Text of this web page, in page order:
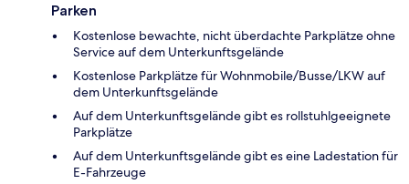
Parken
Kostenlose bewachte, nicht überdachte Parkplätze ohne
Service auf dem Unterkunftsgelände
Kostenlose Parkplätze für Wohnmobile/Busse/LKW auf
dem Unterkunftsgelände
Auf dem Unterkunftsgelände gibt es rollstuhlgeeignete
Parkplätze
Auf dem Unterkunftsgelände gibt es eine Ladestation für
E-Fahrzeuge